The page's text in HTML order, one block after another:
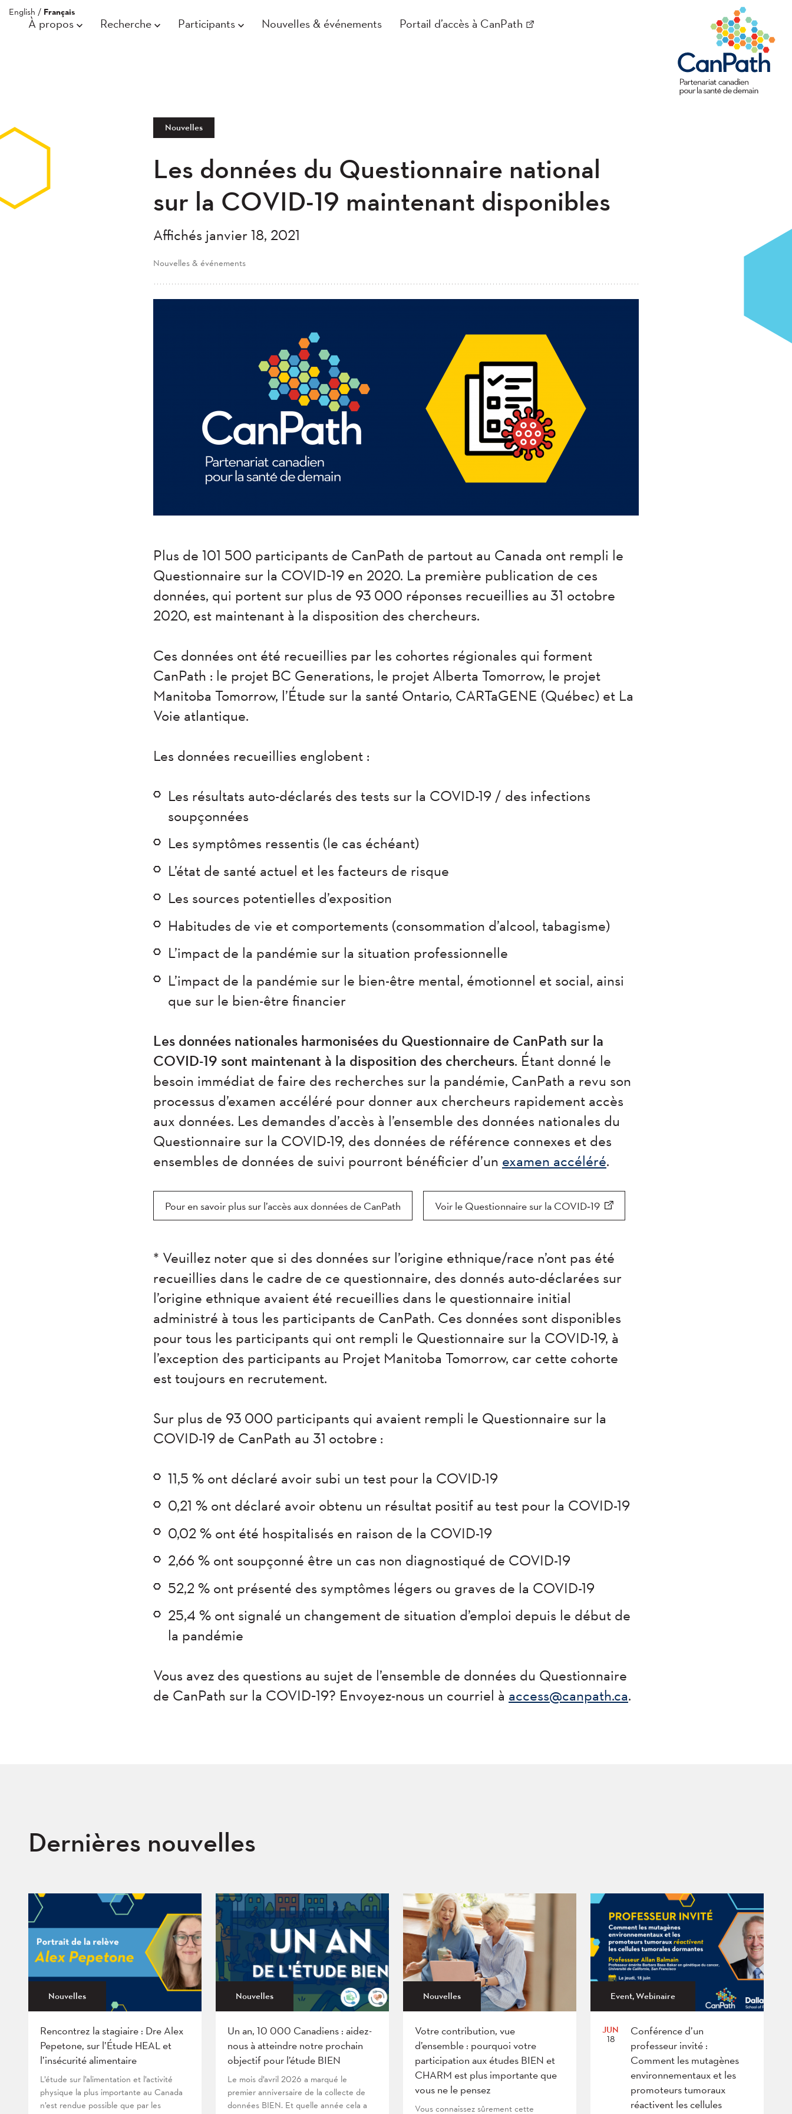
English / Français
À propos Recherche Participants Nouvelles & événements Portail d’accès à CanPath
Nouvelles
Les données du Questionnaire national
sur la COVID-19 maintenant disponibles
Affichés janvier 18, 2021
Nouvelles & événements
Plus de 101 500 participants de CanPath de partout au Canada ont rempli le
Questionnaire sur la COVID‑19 en 2020. La première publication de ces
données, qui portent sur plus de 93 000 réponses recueillies au 31 octobre
2020, est maintenant à la disposition des chercheurs.
Ces données ont été recueillies par les cohortes régionales qui forment
CanPath : le projet BC Generations, le projet Alberta Tomorrow, le projet
Manitoba Tomorrow, l’Étude sur la santé Ontario, CARTaGENE (Québec) et La
Voie atlantique.
Les données recueillies englobent :
Les résultats auto-déclarés des tests sur la COVID-19 / des infections
soupçonnées
Les symptômes ressentis (le cas échéant)
L’état de santé actuel et les facteurs de risque
Les sources potentielles d’exposition
Habitudes de vie et comportements (consommation d’alcool, tabagisme)
L’impact de la pandémie sur la situation professionnelle
L’impact de la pandémie sur le bien-être mental, émotionnel et social, ainsi
que sur le bien-être financier
Les données nationales harmonisées du Questionnaire de CanPath sur la
COVID-19 sont maintenant à la disposition des chercheurs. Étant donné le
besoin immédiat de faire des recherches sur la pandémie, CanPath a revu son
processus d’examen accéléré pour donner aux chercheurs rapidement accès
aux données. Les demandes d’accès à l’ensemble des données nationales du
Questionnaire sur la COVID-19, des données de référence connexes et des
ensembles de données de suivi pourront bénéficier d’un examen accéléré.
Pour en savoir plus sur l’accès aux données de CanPath Voir le Questionnaire sur la COVID‑19
* Veuillez noter que si des données sur l’origine ethnique/race n’ont pas été
recueillies dans le cadre de ce questionnaire, des donnés auto-déclarées sur
l’origine ethnique avaient été recueillies dans le questionnaire initial
administré à tous les participants de CanPath. Ces données sont disponibles
pour tous les participants qui ont rempli le Questionnaire sur la COVID-19, à
l’exception des participants au Projet Manitoba Tomorrow, car cette cohorte
est toujours en recrutement.
Sur plus de 93 000 participants qui avaient rempli le Questionnaire sur la
COVID-19 de CanPath au 31 octobre :
11,5 % ont déclaré avoir subi un test pour la COVID-19
0,21 % ont déclaré avoir obtenu un résultat positif au test pour la COVID-19
0,02 % ont été hospitalisés en raison de la COVID-19
2,66 % ont soupçonné être un cas non diagnostiqué de COVID-19
52,2 % ont présenté des symptômes légers ou graves de la COVID-19
25,4 % ont signalé un changement de situation d’emploi depuis le début de
la pandémie
Vous avez des questions au sujet de l’ensemble de données du Questionnaire
de CanPath sur la COVID‑19? Envoyez-nous un courriel à access@canpath.ca.
Dernières nouvelles
Nouvelles
Rencontrez la stagiaire : Dre Alex
Pepetone, sur l’Étude HEAL et
l’insécurité alimentaire
L’étude sur l’alimentation et l’activité
physique la plus importante au Canada
n’est rendue possible que par les
Nouvelles
Un an, 10 000 Canadiens : aidez-
nous à atteindre notre prochain
objectif pour l’étude BIEN
Le mois d’avril 2026 a marqué le
premier anniversaire de la collecte de
données BIEN. Et quelle année cela a
Nouvelles
Votre contribution, vue
d’ensemble : pourquoi votre
participation aux études BIEN et
CHARM est plus importante que
vous ne le pensez
Vous connaissez sûrement cette
Event, Webinaire
JUN
18
Conférence d’un
professeur invité :
Comment les mutagènes
environnementaux et les
promoteurs tumoraux
réactivent les cellules